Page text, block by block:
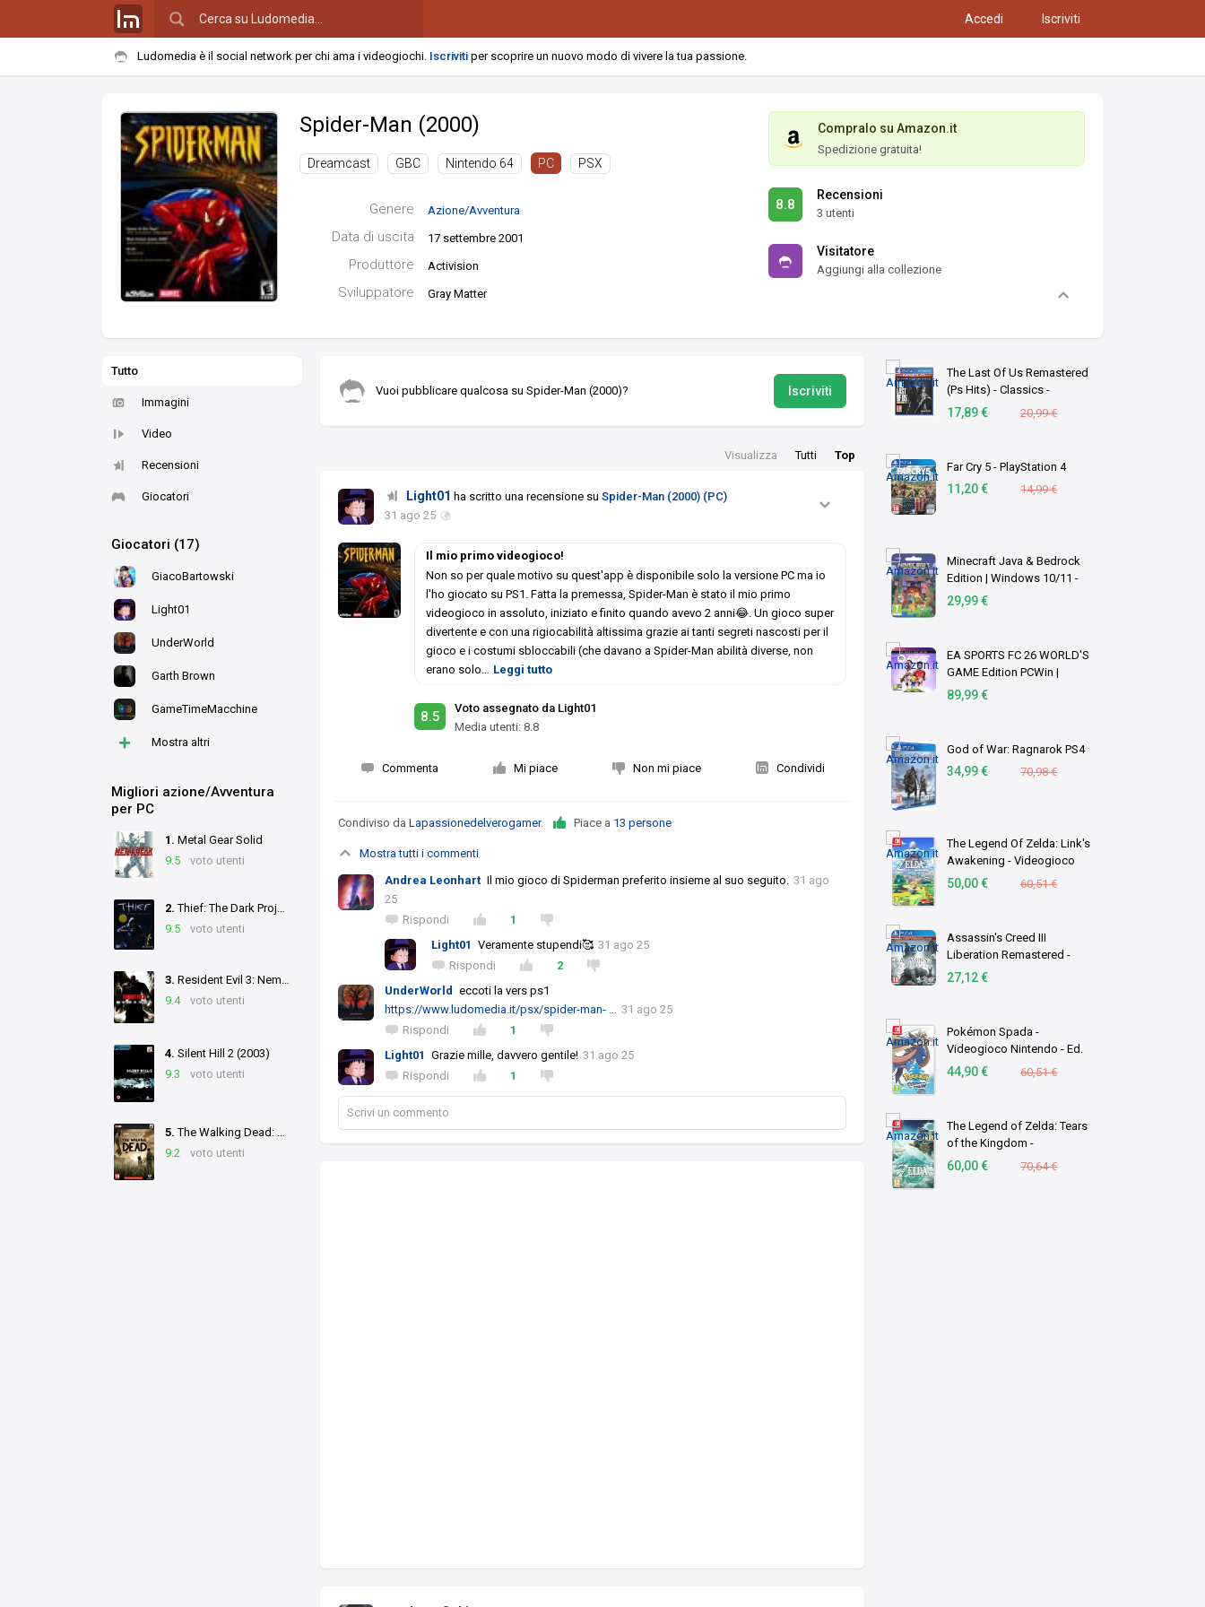
Accedi Iscriviti
Ludomedia è il social network per chi ama i videogiochi. Iscriviti per scoprire un nuovo modo di vivere la tua passione.
Spider-Man (2000)
Dreamcast GBC Nintendo 64 PC PSX
Genere Azione/Avventura
Data di uscita 17 settembre 2001
Produttore Activision
Sviluppatore Gray Matter
Compralo su Amazon.it
Spedizione gratuita!
8.8
Recensioni
3 utenti
Visitatore
Aggiungi alla collezione
Tutto
Immagini
Video
Recensioni
Giocatori
Giocatori (17)
GiacoBartowski
Light01
UnderWorld
Garth Brown
GameTimeMacchine
+ Mostra altri
Migliori azione/Avventura
per PC
1. Metal Gear Solid
9.5
voto utenti
2. Thief: The Dark Project
9.5
voto utenti
3. Resident Evil 3: Nemesis
9.4
voto utenti
4. Silent Hill 2 (2003)
9.3
voto utenti
5. The Walking Dead: A Telltale Games Series
9.2
voto utenti
The Last Of Us Remastered
(Ps Hits) - Classics -
PlayStation 4
17,89 € 20,99 €
Far Cry 5 - PlayStation 4
11,20 € 14,99 €
Minecraft Java & Bedrock
Edition | Windows 10/11 -
Codice download
29,99 €
EA SPORTS FC 26 WORLD'S
GAME Edition PCWin |
Codice EA App |
Videogiochi | Italiano
89,99 €
God of War: Ragnarok PS4
34,99 € 70,98 €
The Legend Of Zelda: Link's
Awakening - Videogioco
Nintendo - Ed. Italiana -
Versione su scheda
50,00 € 60,51 €
Assassin's Creed III
Liberation Remastered -
PlayStation 4
27,12 €
Pokémon Spada -
Videogioco Nintendo - Ed.
Italiana - Versione su
scheda
44,90 € 60,51 €
The Legend of Zelda: Tears
of the Kingdom -
Videogioco Nintendo - Ed.
Italiana - Versione su
60,00 € 70,64 €
Vuoi pubblicare qualcosa su Spider-Man (2000)? Iscriviti
Visualizza Tutti Top
Light01 ha scritto una recensione suSpider-Man (2000) (PC)
31 ago 25
Il mio primo videogioco!
Non so per quale motivo su quest'app è disponibile solo la versione PC ma io
l'ho giocato su PS1. Fatta la premessa, Spider-Man è stato il mio primo
videogioco in assoluto, iniziato e finito quando avevo 2 anni😂. Un gioco super
divertente e con una rigiocabilità altissima grazie ai tanti segreti nascosti per il
gioco e i costumi sbloccabili (che davano a Spider-Man abilità diverse, non
erano solo
Leggi tutto
8.5
Voto assegnato da Light01
Media utenti:8.8
Commenta Mi piace Non mi piace Condividi
Condiviso daLapassionedelverogamer. Piace a 13 persone
Mostra tutti i commenti
Andrea Leonhart Il mio gioco di Spiderman preferito insieme al suo seguito.
31 ago
25
Rispondi
1
Light01
Veramente stupendi🥰 31 ago 25
Rispondi
2
UnderWorld eccoti la vers ps1
https://www.ludomedia.it/psx/spider-man- …
31 ago 25
Rispondi
1
Light01
Grazie mille, davvero gentile! 31 ago 25
Rispondi
1
Scrivi un commento